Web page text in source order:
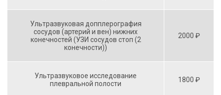
Ультразвуковая допплерография
сосудов (артерий и вен) нижних
конечностей (УЗИ сосудов стоп (2
конечности))
2000 ₽
Ультразвуковое исследование
плевральной полости
1800 ₽